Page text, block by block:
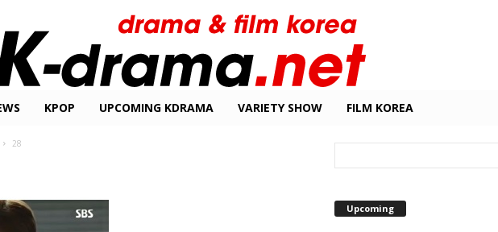
KPOP UPCOMING KDRAMA VARIETY SHOW FILM KOREA
28
Upcoming